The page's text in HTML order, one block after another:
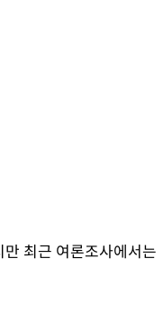
최근 여론조사에서는